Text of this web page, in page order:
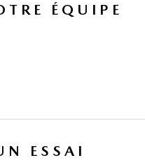
ÉQUIPE
ESSAI